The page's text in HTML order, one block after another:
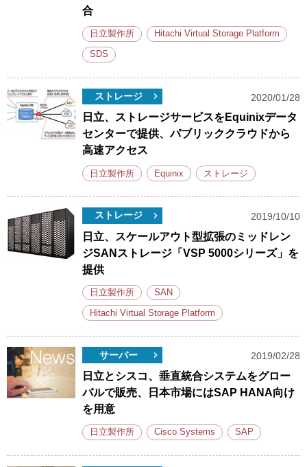
合
日立製作所 Hitachi Virtual Storage Platform
SDS
ストレージ 2020/01/28
日立、ストレージサービスをEquinixデータ
センターで提供、パブリッククラウドから
高速アクセス
日立製作所 Equinix ストレージ
ストレージ 2019/10/10
日立、スケールアウト型拡張のミッドレン
ジSANストレージ「VSP 5000シリーズ」を
提供
日立製作所 SAN
Hitachi Virtual Storage Platform
サーバー 2019/02/28
日立とシスコ、垂直統合システムをグロー
バルで販売、日本市場にはSAP HANA向け
を用意
日立製作所 Cisco Systems SAP